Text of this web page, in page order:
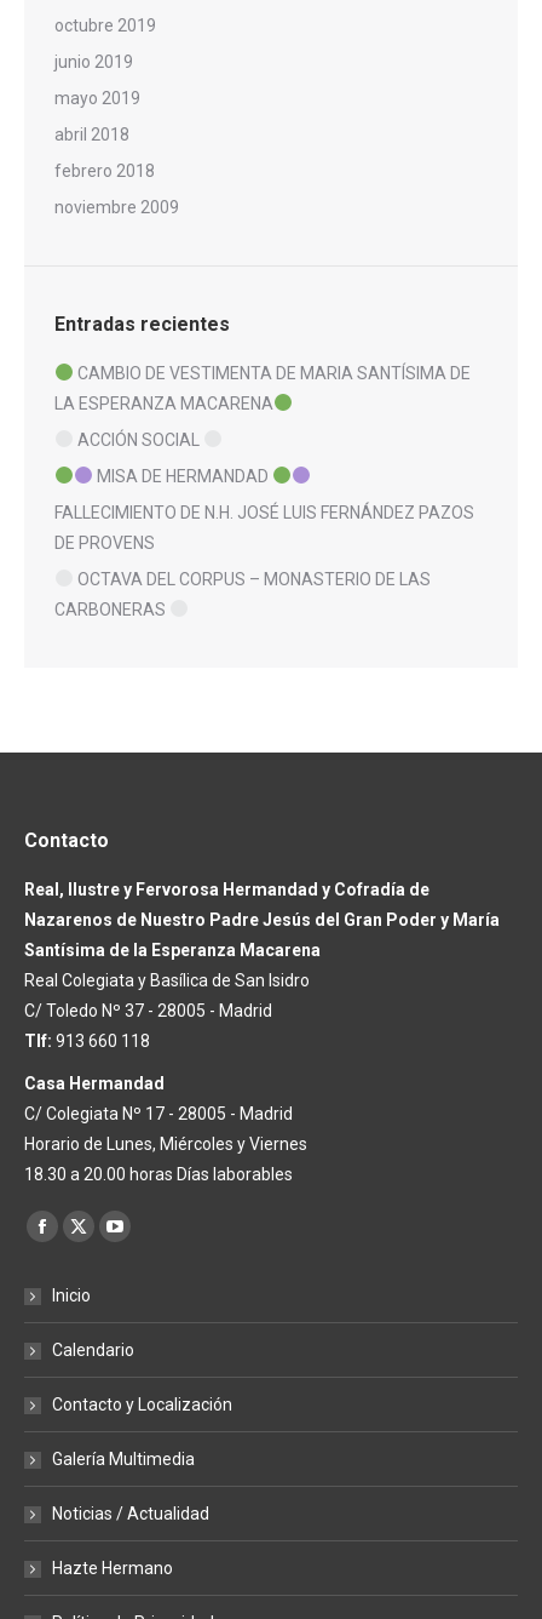
octubre 2019
junio 2019
mayo 2019
abril 2018
febrero 2018
noviembre 2009
Entradas recientes
CAMBIO DE VESTIMENTA DE MARIA SANTÍSIMA DE
LA ESPERANZA MACARENA
ACCIÓN SOCIAL
MISA DE HERMANDAD
FALLECIMIENTO DE N.H. JOSÉ LUIS FERNÁNDEZ PAZOS
DE PROVENS
OCTAVA DEL CORPUS – MONASTERIO DE LAS
CARBONERAS
Contacto
Real, Ilustre y Fervorosa Hermandad y Cofradía de
Nazarenos de Nuestro Padre Jesús del Gran Poder y María
Santísima de la Esperanza Macarena
Real Colegiata y Basílica de San Isidro
C/ Toledo Nº 37 - 28005 - Madrid
Tlf: 913 660 118
Casa Hermandad
C/ Colegiata Nº 17 - 28005 - Madrid
Horario de Lunes, Miércoles y Viernes
18.30 a 20.00 horas Días laborables
Encuéntranos en:
Facebook
opens
new
window
X
opens
window
YouTube
window
Inicio
Calendario
Contacto y Localización
Galería Multimedia
Noticias / Actualidad
Hazte Hermano